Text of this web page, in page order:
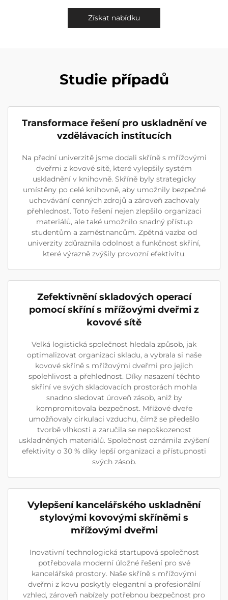
Získat nabídku
Studie případů
Transformace řešení pro uskladnění ve
vzdělávacích institucích
Na přední univerzitě jsme dodali skříně s mřížovými
dveřmi z kovové sítě, které vylepšily systém
uskladnění v knihovně. Skříně byly strategicky
umístěny po celé knihovně, aby umožnily bezpečné
uchovávání cenných zdrojů a zároveň zachovaly
přehlednost. Toto řešení nejen zlepšilo organizaci
materiálů, ale také umožnilo snadný přístup
studentům a zaměstnancům. Zpětná vazba od
univerzity zdůraznila odolnost a funkčnost skříní,
které výrazně zvýšily provozní efektivitu.
Zefektivnění skladových operací
pomocí skříní s mřížovými dveřmi z
kovové sítě
Velká logistická společnost hledala způsob, jak
optimalizovat organizaci skladu, a vybrala si naše
kovové skříně s mřížovými dveřmi pro jejich
spolehlivost a přehlednost. Díky nasazení těchto
skříní ve svých skladovacích prostorách mohla
snadno sledovat úroveň zásob, aniž by
kompromitovala bezpečnost. Mřížové dveře
umožňovaly cirkulaci vzduchu, čímž se předešlo
tvorbě vlhkosti a zaručila se nepoškozenost
uskladněných materiálů. Společnost oznámila zvýšení
efektivity o 30 % díky lepší organizaci a přístupnosti
svých zásob.
Vylepšení kancelářského uskladnění
stylovými kovovými skříněmi s
mřížovými dveřmi
Inovativní technologická startupová společnost
potřebovala moderní úložné řešení pro své
kancelářské prostory. Naše skříně s mřížovými
dveřmi z kovu poskytly elegantní a profesionální
vzhled, zároveň nabízely potřebnou bezpečnost pro